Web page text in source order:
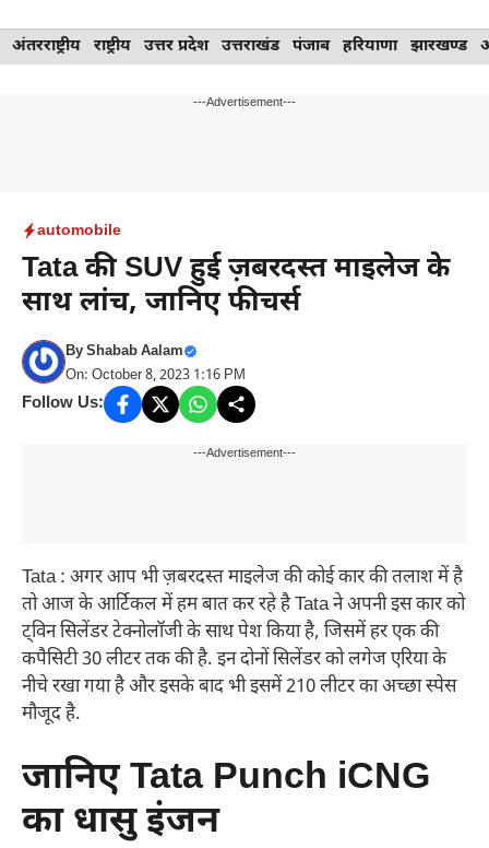
Skip
to
अंतरराष्ट्रीय राष्ट्रीय उत्तर प्रदेश उत्तराखंड पंजाब हरियाणा झारखण्ड
---Advertisement---
automobile
Tata की SUV हुई ज़बरदस्त माइलेज के
साथ लांच, जानिए फीचर्स
ByShabab Aalam
On: October 8, 2023 1:16 PM
Follow Us:
---Advertisement---
Tata : अगर आप भी ज़बरदस्त माइलेज की कोई कार की तलाश में है
तो आज के आर्टिकल में हम बात कर रहे है Tata ने अपनी इस कार को
ट्विन सिलेंडर टेक्नोलॉजी के साथ पेश किया है, जिसमें हर एक की
कपैसिटी 30 लीटर तक की है. इन दोनों सिलेंडर को लगेज एरिया के
नीचे रखा गया है और इसके बाद भी इसमें 210 लीटर का अच्छा स्पेस
मौजूद है.
जानिए Tata Punch iCNG
का धासु इंजन